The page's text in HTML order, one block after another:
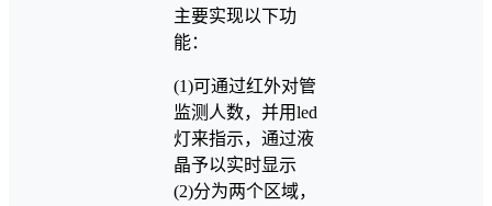
主要实现以下功
能：
(1)可通过红外对管
监测人数，并用led
灯来指示，通过液
晶予以实时显示
(2)分为两个区域，